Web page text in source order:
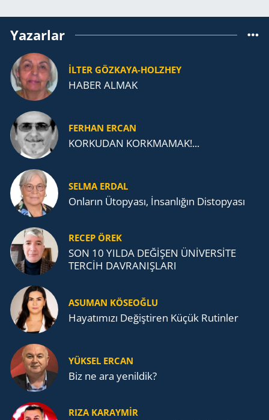
Yazarlar
İLTER GÖZKAYA-HOLZHEY
HABER ALMAK
FERHAN ERCAN
KORKUDAN KORKMAMAK!...
SELMA ERDAL
Onların Ütopyası, İnsanlığın Distopyası
RECEP ÖREK
SON 10 YILDA DEĞİŞEN ÜNİVERSİTE
TERCİH DAVRANIŞLARI
ASUMAN KÖSEOĞLU
Ha­ya­tı­mı­zı De­ğiş­ti­ren Küçük Ru­tin­ler
YÜKSEL ERCAN
Biz ne ara yenildik?
RIZA KARAYMIR